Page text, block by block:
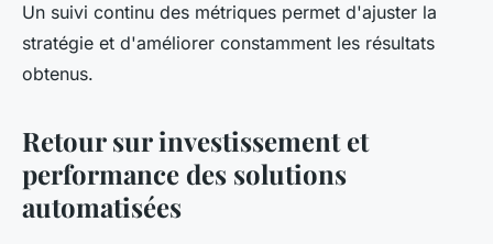
Un suivi continu des métriques permet d'ajuster la
stratégie et d'améliorer constamment les résultats
obtenus.
Retour sur investissement et
performance des solutions
automatisées